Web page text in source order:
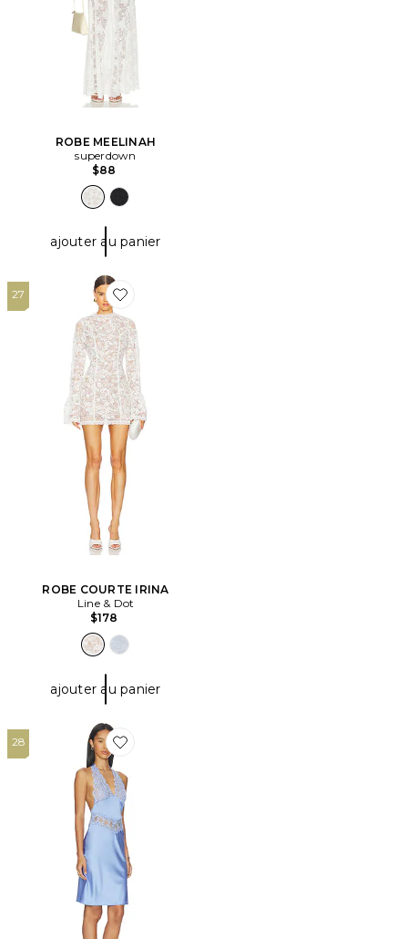
ROBE MEELINAH
superdown
$88
ajouter au panier
27
Favorite ROBE COURTE IRINA
ROBE COURTE IRINA
Line & Dot
$178
ajouter au panier
28
Favorite ROBE SOLANA MIDI